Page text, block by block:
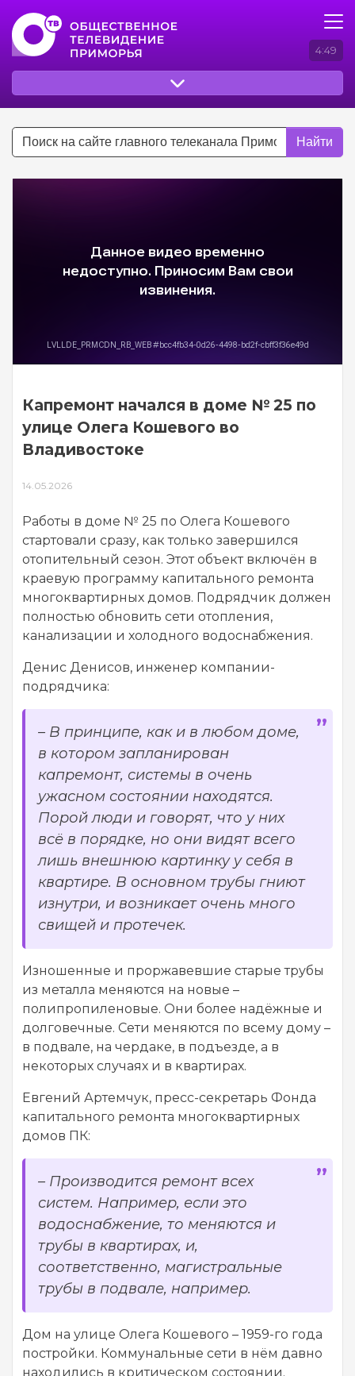
4:49
Найти
Капремонт начался в доме № 25 по
улице Олега Кошевого во
Владивостоке
14.05.2026
Работы в доме № 25 по Олега Кошевого
стартовали сразу, как только завершился
отопительный сезон. Этот объект включён в
краевую программу капитального ремонта
многоквартирных домов. Подрядчик должен
полностью обновить сети отопления,
канализации и холодного водоснабжения.
Денис Денисов, инженер компании-
подрядчика:
– В принципе, как и в любом доме,
в котором запланирован
капремонт, системы в очень
ужасном состоянии находятся.
Порой люди и говорят, что у них
всё в порядке, но они видят всего
лишь внешнюю картинку у себя в
квартире. В основном трубы гниют
изнутри, и возникает очень много
свищей и протечек.
Изношенные и проржавевшие старые трубы
из металла меняются на новые –
полипропиленовые. Они более надёжные и
долговечные. Сети меняются по всему дому –
в подвале, на чердаке, в подъезде, а в
некоторых случаях и в квартирах.
Евгений Артемчук, пресс-секретарь Фонда
капитального ремонта многоквартирных
домов ПК:
– Производится ремонт всех
систем. Например, если это
водоснабжение, то меняются и
трубы в квартирах, и,
соответственно, магистральные
трубы в подвале, например.
Дом на улице Олега Кошевого – 1959-го года
постройки. Коммунальные сети в нём давно
находились в критическом состоянии.